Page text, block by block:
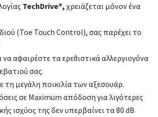
TechDrive®, χρειάζεται μόνον ένα
(Toe Touch Control), σας παρέχει το
αφαιρέστε τα ερεθιστικά αλλεργιογόνα
σας.
τη μεγάλη ποικιλία των αξεσουάρ.
σε Maximum απόδοση για λιγότερες
ισχύος της δεν υπερβαίνει τα 80 dB